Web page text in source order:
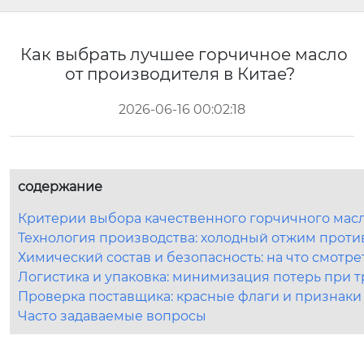
Как выбрать лучшее горчичное масло
от производителя в Китае?
2026-06-16 00:02:18
содержание
Критерии выбора качественного горчичного
Технология производства: холодный отжим
Химический состав и безопасность: на что
Логистика и упаковка: минимизация потерь при
Проверка поставщика: красные флаги и
Часто задаваемые вопросы